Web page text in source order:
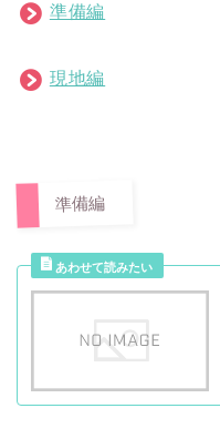
準備編
現地編
準備編